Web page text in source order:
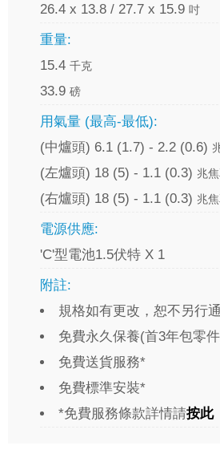
26.4 x 13.8 / 27.7 x 15.9 吋
重量:
15.4 千克
33.9 磅
用氣量 (最高-最低):
(中爐頭) 6.1 (1.7) - 2.2 (0.6)
(左爐頭) 18 (5) - 1.1 (0.3) 兆
(右爐頭) 18 (5) - 1.1 (0.3) 兆
電源供應:
'C'型電池1.5伏特 X 1
附註:
規格如有更改，恕不另行
免費永久保養(首3年包零
免費送貨服務*
免費標準安裝*
*免費服務條款詳情請按此